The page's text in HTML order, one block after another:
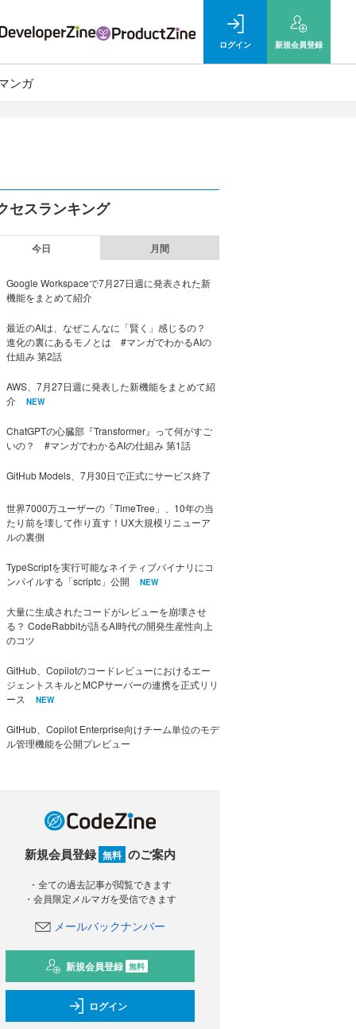
ログイン 新規会員登録
ンガ
セスランキング
今日 月間
Google Workspaceで7月27日週に発表された新
機能をまとめて紹介
最近のAIは、なぜこんなに「賢く」感じるの？
進化の裏にあるモノとは #マンガでわかるAIの
仕組み 第2話
AWS、7月27日週に発表した新機能をまとめて紹
介
NEW
ChatGPTの心臓部『Transformer』って何がすご
いの？ #マンガでわかるAIの仕組み 第1話
GitHub Models、7月30日で正式にサービス終了
世界7000万ユーザーの「TimeTree」、10年の当
たり前を壊して作り直す！UX大規模リニューア
ルの裏側
TypeScriptを実行可能なネイティブバイナリにコ
ンパイルする「scriptc」公開
NEW
大量に生成されたコードがレビューを崩壊させ
る？ CodeRabbitが語るAI時代の開発生産性向上
のコツ
GitHub、Copilotのコードレビューにおけるエー
ジェントスキルとMCPサーバーの連携を正式リリ
ース
NEW
GitHub、Copilot Enterprise向けチーム単位のモデ
ル管理機能を公開プレビュー
新規会員登録 無料 のご案内
・全ての過去記事が閲覧できます
・会員限定メルマガを受信できます
メールバックナンバー
新規会員登録 無料
ログイン